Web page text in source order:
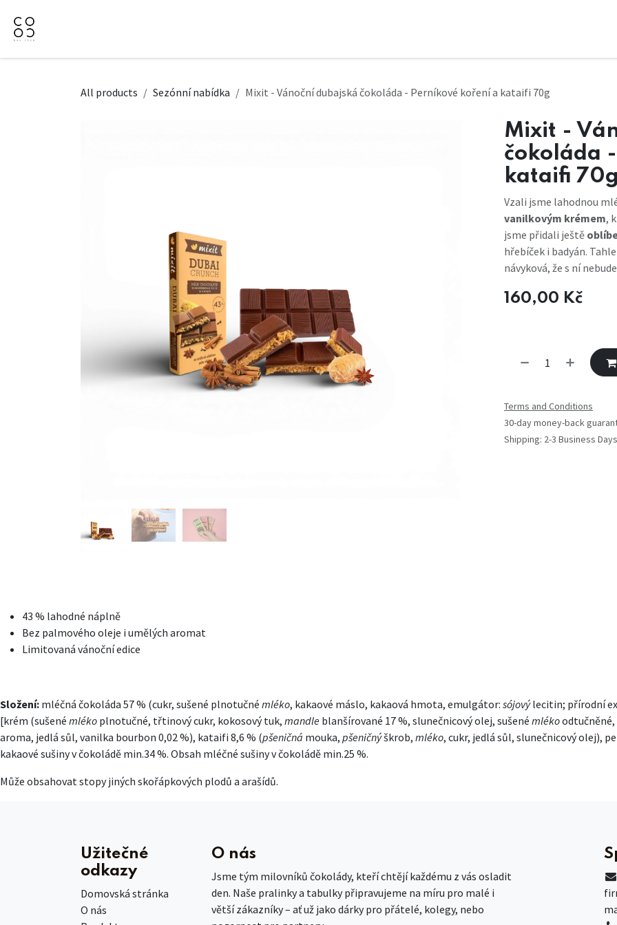
All products Sezónní nabídka Mixit - Vánoční dubajská čokoláda - Perníkové koření a kataifi 70g
Mixit -
čokoláda
kataifi 70g
Vzali jsme lahodnou
vanilkovým krémem,
jsme přidali ještě
hřebíček i badyán.
návyková, že s ní
160,00 Kč
Terms and Conditions
30-day money-back
Shipping: 2-3 Business Days
43 % lahodné náplně
Bez palmového oleje i umělých aromat
Limitovaná vánoční edice
Složení: mléčná čokoláda 57 % (cukr, sušené plnotučné mléko, kakaové máslo, kakaová hmota, emulgátor: sójovýlecitin; přírodní
[krém (sušené mléko plnotučné, třtinový cukr, kokosový tuk, mandle blanšírované 17 %, slunečnicový olej, sušené mléko
aroma, jedlá sůl, vanilka bourbon 0,02 %), kataifi 8,6 % (pšeničná mouka, pšeničnýškrob, mléko, cukr, jedlá sůl, slunečnicový olej),
kakaové sušiny v čokoládě min.34 %. Obsah mléčné sušiny v čokoládě min.25 %.
Může obsahovat stopy jiných skořápkových plodů a arašídů.
Užitečné
odkazy
Domovská stránka
O nás
O nás
Jsme tým milovníků čokolády, kteří chtějí každému z vás osladit
den. Naše pralinky a tabulky připravujeme na míru pro malé i
větší zákazníky – ať už jako dárky pro přátelé, kolegy, nebo